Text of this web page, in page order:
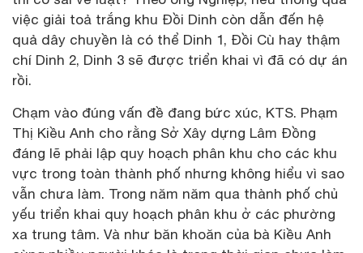
việc giải toả trắng khu Đồi Dinh còn dẫn đến hệ
quả dây chuyền là có thể Dinh 1, Đồi Cù hay thậm
chí Dinh 2, Dinh 3 sẽ được triển khai vì đã có dự án
rồi.
Chạm vào đúng vấn đề đang bức xúc, KTS. Phạm
Thị Kiều Anh cho rằng Sở Xây dựng Lâm Đồng
đáng lẽ phải lập quy hoạch phân khu cho các khu
vực trong toàn thành phố nhưng không hiểu vì sao
vẫn chưa làm. Trong năm năm qua thành phố chủ
yếu triển khai quy hoạch phân khu ở các phường
xa trung tâm. Và như băn khoăn của bà Kiều Anh